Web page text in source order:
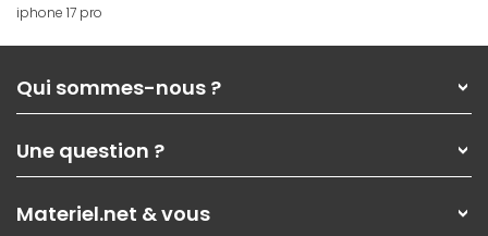
iphone 17 pro
Qui sommes-nous ?
Nos services
Les magasins Materiel.net
Nos solutions pour les pros
Contactez-nous
Une question ?
Paiement, livraison
Materiel.net & vous